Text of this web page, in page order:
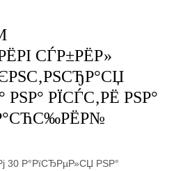
СЃР±РЁР»
РЇСЃС‚РЁ РЅР°
30 Р°РїСЂРµР»СЏ РЅР°